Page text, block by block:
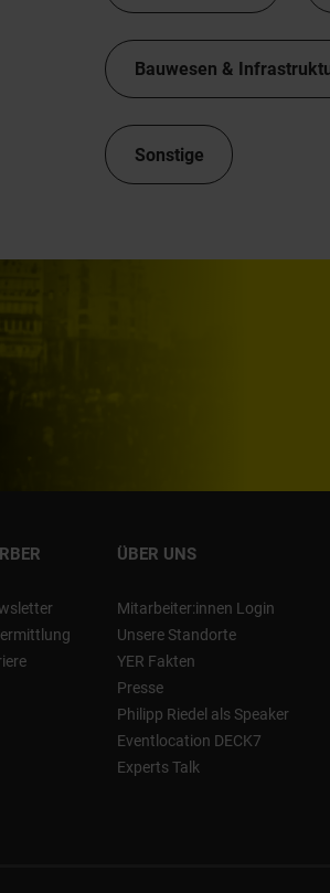
Bauwesen &
Sonstige
ÜBER UNS
Mitarbeiter:innen Login
Unsere Standorte
YER Fakten
Presse
Philipp Riedel als Speaker
Eventlocation DECK7
Experts Talk